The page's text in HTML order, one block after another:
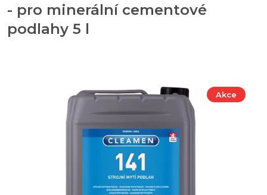
- pro minerální cementové
podlahy 5 l
Akce